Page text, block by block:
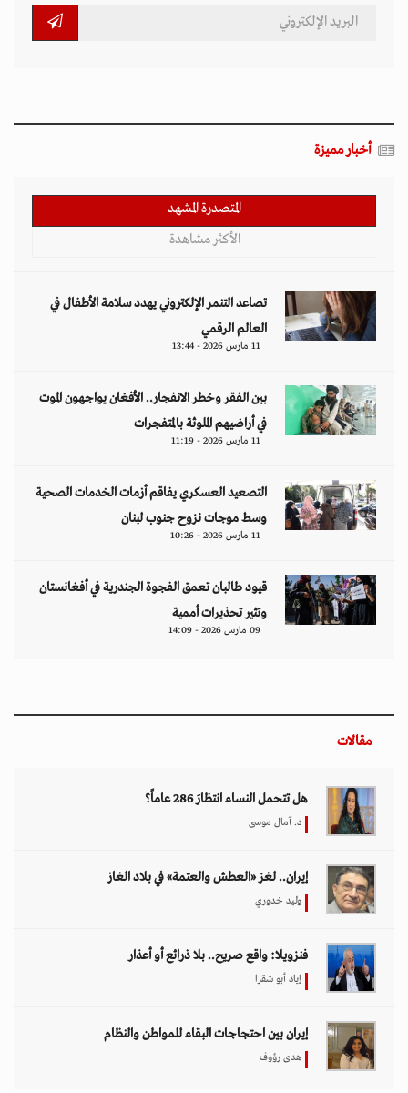
أخبار مميزة
المتصدرة المشهد
الأكثر مشاهدة
تصاعد التنمر الإلكتروني يهدد سلامة الأطفال في
العالم الرقمي
11 مارس 2026 - 13:44
بين الفقر وخطر الانفجار.. الأفغان يواجهون الموت
في أراضيهم الملوثة بالمتفجرات
11 مارس 2026 - 11:19
التصعيد العسكري يفاقم أزمات الخدمات الصحية
وسط موجات نزوح جنوب لبنان
11 مارس 2026 - 10:26
قيود طالبان تعمق الفجوة الجندرية في أفغانستان
وتثير تحذيرات أممية
09 مارس 2026 - 14:09
مقالات
هل تتحمل النساء انتظارَ 286 عاماً؟
د. آمال موسى
إيران.. لغز «العطش والعتمة» في بلاد الغاز
وليد خدوري
فنزويلا: واقع صريح.. بلا ذرائع أو أعذار
إياد أبو شقرا
إيران بين احتجاجات البقاء للمواطن والنظام
هدى رؤوف